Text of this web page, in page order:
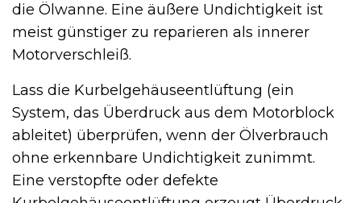
die Ölwanne. Eine äußere Undichtigkeit ist
meist günstiger zu reparieren als innerer
Motorverschleiß.
Lass die Kurbelgehäuseentlüftung (ein
System, das Überdruck aus dem Motorblock
ableitet) überprüfen, wenn der Ölverbrauch
ohne erkennbare Undichtigkeit zunimmt.
Eine verstopfte oder defekte